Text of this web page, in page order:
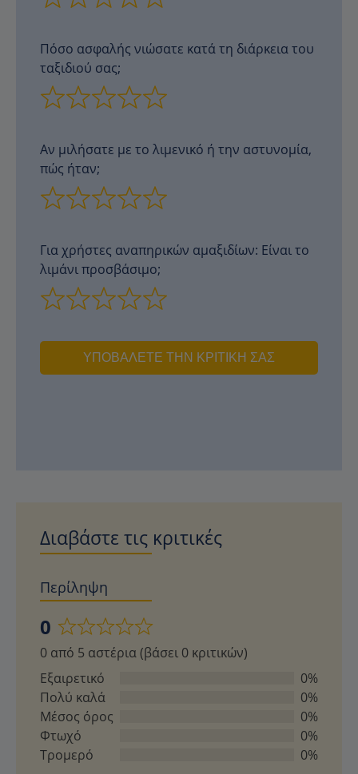
Πόσο ασφαλής νιώσατε κατά τη διάρκεια του
ταξιδιού σας;
Αν μιλήσατε με το λιμενικό ή την αστυνομία,
πώς ήταν;
Για χρήστες αναπηρικών αμαξιδίων: Είναι το
λιμάνι προσβάσιμο;
ΥΠΟΒΆΛΕΤΕ ΤΗΝ ΚΡΙΤΙΚΉ ΣΑΣ
Διαβάστε τις κριτικές
Περίληψη
0
Βαθμολογήθηκε
με
0
από
5
0 από 5 αστέρια (βάσει 0 κριτικών)
Εξαιρετικό
0%
Πολύ καλά
0%
Μέσος όρος
0%
Φτωχό
0%
Τρομερό
0%